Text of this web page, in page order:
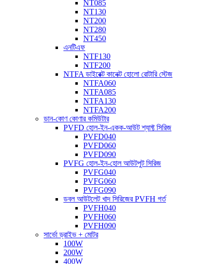
NT085
NT130
NT200
NT280
NT450
এনটিএফ
NTF130
NTF200
NTFA ডাইরেক্ট কানেক্ট হোলো রোটারি স্টেজ
NTFA060
NTFA085
NTFA130
NTFA200
ডান-কোণ কোণার কমিউটার
PVFD হোল-ইন-একক-আউট শ্যাফ্ট সিরিজ
PVFD040
PVFD060
PVFD090
PVFG হোল-ইন-হোল আউটপুট সিরিজ
PVFG040
PVFG060
PVFG090
ডবল আউটলেট খাদ সিরিজের PVFH গর্ত
PVFH040
PVFH060
PVFH090
সার্ভো ড্রাইভ + মোটর
100W
200W
400W